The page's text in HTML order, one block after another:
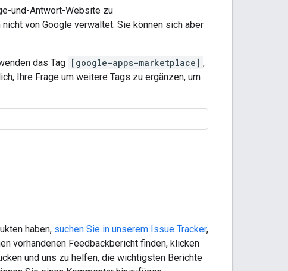
und-Antwort-Website zu
von Google verwaltet. Sie können sich aber
das Tag [google-apps-marketplace] ,
Ihre Frage um weitere Tags zu ergänzen, um
haben, suchen Sie in unserem Issue Tracker,
vorhandenen Feedbackbericht finden, klicken
und uns zu helfen, die wichtigsten Berichte